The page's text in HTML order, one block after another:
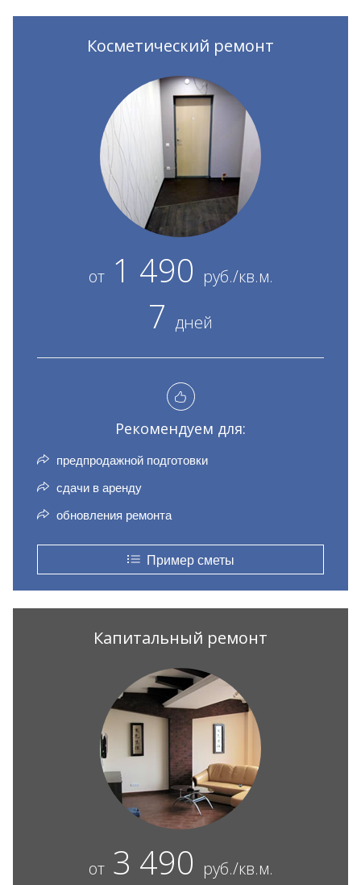
Косметический ремонт
от1 490 руб./кв.м.
7 дней
Рекомендуем для:
предпродажной подготовки
сдачи в аренду
обновления ремонта
Пример сметы
Капитальный ремонт
от3 490 руб./кв.м.